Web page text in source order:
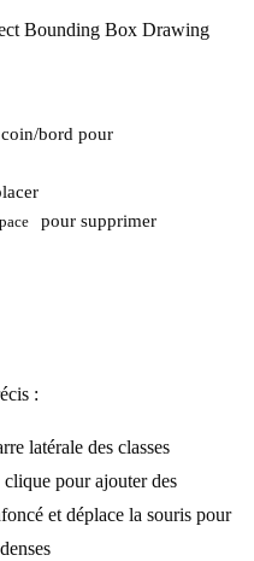
coin/bord pour
pour supprimer
:
latérale des classes
clique pour ajouter des
et déplace la souris pour